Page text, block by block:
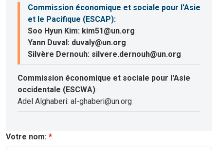
Commission économique et sociale pour l'Asie
et le Pacifique (ESCAP):
Soo Hyun Kim: kim51@un.org
Yann Duval: duvaly@un.org
Silvère Dernouh: silvere.dernouh@un.org
Commission économique et sociale pour l'Asie
occidentale (ESCWA):
Adel Alghaberi: al-ghaberi@un.org
Votre nom: